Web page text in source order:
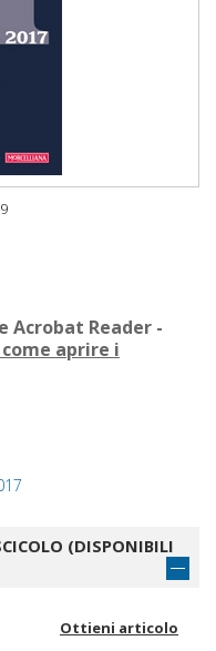
Acrobat Reader -
aprire i
(DISPONIBILI
Ottieni articolo